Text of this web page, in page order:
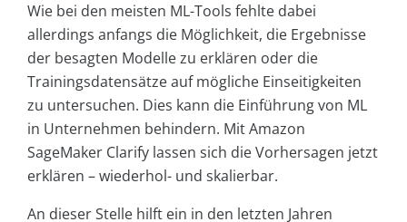
Wie bei den meisten ML-Tools fehlte dabei
allerdings anfangs die Möglichkeit, die Ergebnisse
der besagten Modelle zu erklären oder die
Trainingsdatensätze auf mögliche Einseitigkeiten
zu untersuchen. Dies kann die Einführung von ML
in Unternehmen behindern. Mit Amazon
SageMaker Clarify lassen sich die Vorhersagen jetzt
erklären – wiederhol- und skalierbar.
An dieser Stelle hilft ein in den letzten Jahren